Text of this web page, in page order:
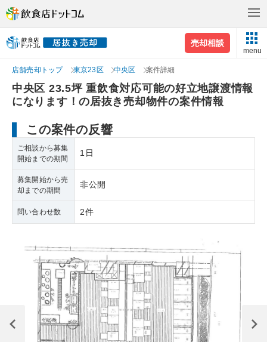
売却相談
menu
店舗売却トップ 東京23区 中央区 案件詳細
中央区 23.5坪 重飲食対応可能の好立地譲渡情報
になります！の居抜き売却物件の案件情報
この案件の反響
ご相談から募集
開始までの期間
1日
募集開始から売
却までの期間
非公開
問い合わせ数 2件